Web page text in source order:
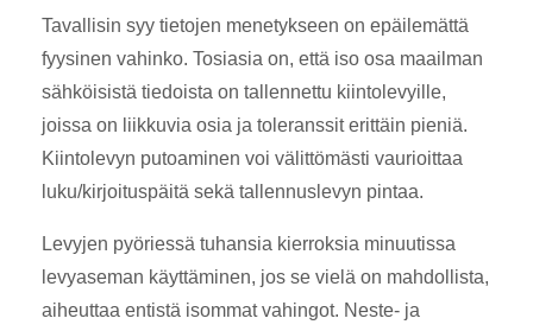
Tavallisin syy tietojen menetykseen on epäilemättä
fyysinen vahinko. Tosiasia on, että iso osa maailman
sähköisistä tiedoista on tallennettu kiintolevyille,
joissa on liikkuvia osia ja toleranssit erittäin pieniä.
Kiintolevyn putoaminen voi välittömästi vaurioittaa
luku/kirjoituspäitä sekä tallennuslevyn pintaa.
Levyjen pyöriessä tuhansia kierroksia minuutissa
levyaseman käyttäminen, jos se vielä on mahdollista,
aiheuttaa entistä isommat vahingot. Neste- ja